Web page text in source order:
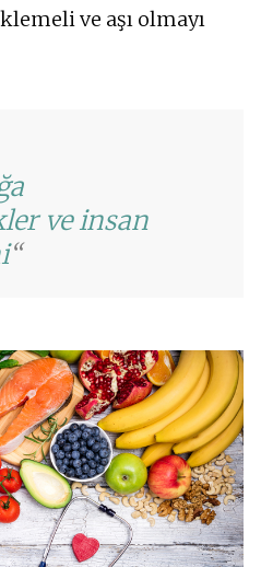
ve aşı olmayı
ve insan